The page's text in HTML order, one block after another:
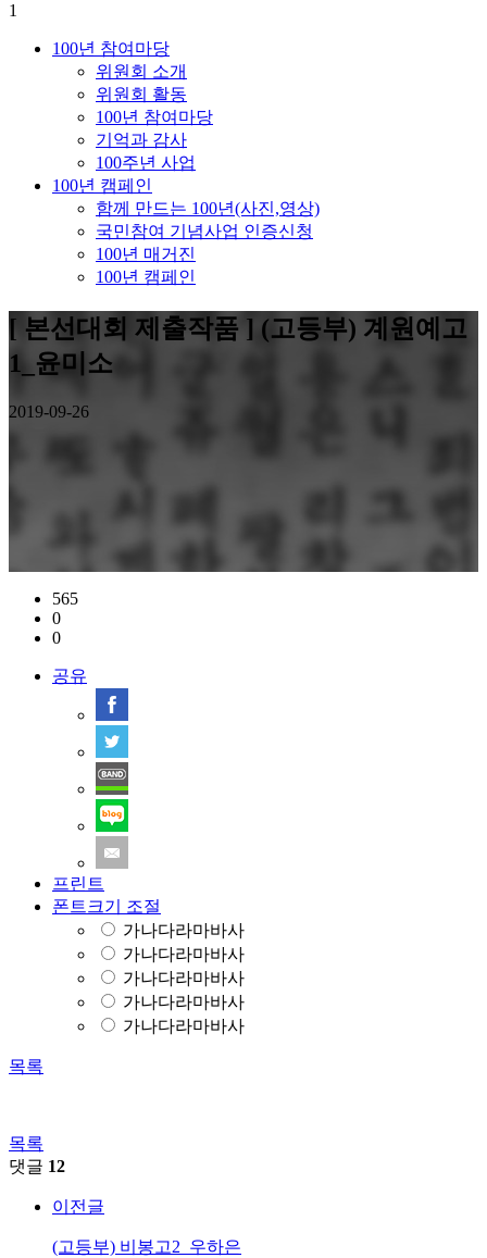
1
100년 참여마당
위원회 소개
위원회 활동
100년 참여마당
기억과 감사
100주년 사업
100년 캠페인
함께 만드는 100년(사진,영상)
국민참여 기념사업 인증신청
100년 매거진
100년 캠페인
[ 본선대회 제출작품 ] (고등부) 계원예고
1_윤미소
2019-09-26
565
0
0
공유
프린트
폰트크기 조절
가나다라마바사
가나다라마바사
가나다라마바사
가나다라마바사
가나다라마바사
목록
목록
댓글 12
이전글
(고등부) 비봉고2_우하은